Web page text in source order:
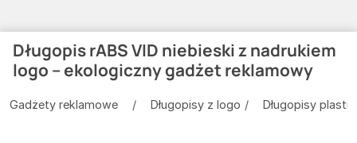
Długopis rABS VID niebieski z nadrukiem
logo – ekologiczny gadżet reklamowy
Gadżety reklamowe Długopisy z logo Długopisy